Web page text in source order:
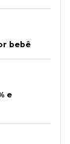
bebê
e